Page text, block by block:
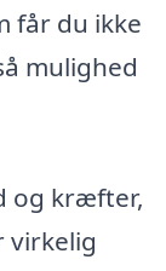
får du ikke
mulighed
og kræfter,
virkelig